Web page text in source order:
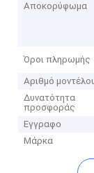
Αποκορύφωμα
Όροι πληρωμής
Αριθμό
Δυνατότητα
προσφοράς
Εγγραφο
Μάρκα